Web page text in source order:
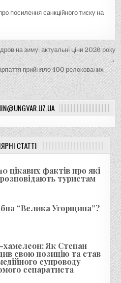
посилення санкційного тиску на
на зиму: актуальні ціни 2026 року
→
прийняло 400 релокованих
СТАТТІ
цікавих фактів про які
туристам
“Велика Угорщина”?
Як Степан
свою позицію та став
супроводу
сепаратиста